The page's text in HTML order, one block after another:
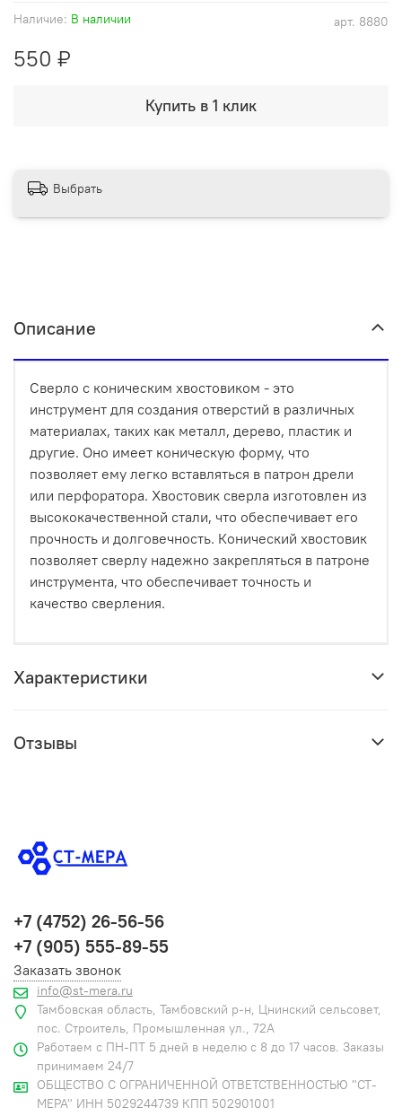
арт. 8880
Наличие: В наличии
550 ₽
Купить в 1 клик
Выбрать
Описание
Сверло с коническим хвостовиком - это
инструмент для создания отверстий в различных
материалах, таких как металл, дерево, пластик и
другие. Оно имеет коническую форму, что
позволяет ему легко вставляться в патрон дрели
или перфоратора. Хвостовик сверла изготовлен из
высококачественной стали, что обеспечивает его
прочность и долговечность. Конический хвостовик
позволяет сверлу надежно закрепляться в патроне
инструмента, что обеспечивает точность и
качество сверления.
Характеристики
Отзывы
+7 (4752) 26-56-56
+7 (905) 555-89-55
Заказать звонок
info@st-mera.ru
Тамбовская область, Тамбовский р-н, Цнинский сельсовет,
пос. Строитель, Промышленная ул., 72А
Работаем с ПН-ПТ 5 дней в неделю с 8 до 17 часов. Заказы
принимаем 24/7
ОБЩЕСТВО С ОГРАНИЧЕННОЙ ОТВЕТСТВЕННОСТЬЮ "СТ-
МЕРА" ИНН 5029244739 КПП 502901001